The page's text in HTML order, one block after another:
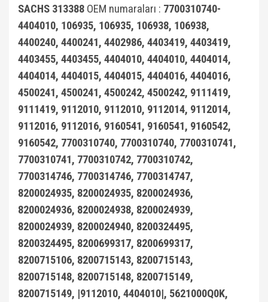
SACHS 313388 OEM numaraları : 7700310740-
4404010, 106935, 106935, 106938, 106938,
4400240, 4400241, 4402986, 4403419, 4403419,
4403455, 4403455, 4404010, 4404010, 4404014,
4404014, 4404015, 4404015, 4404016, 4404016,
4500241, 4500241, 4500242, 4500242, 9111419,
9111419, 9112010, 9112010, 9112014, 9112014,
9112016, 9112016, 9160541, 9160541, 9160542,
9160542, 7700310740, 7700310740, 7700310741,
7700310741, 7700310742, 7700310742,
7700314746, 7700314746, 7700314747,
8200024935, 8200024935, 8200024936,
8200024936, 8200024938, 8200024939,
8200024939, 8200024940, 8200324495,
8200324495, 8200699317, 8200699317,
8200715106, 8200715143, 8200715143,
8200715148, 8200715148, 8200715149,
8200715149, |9112010, 4404010|, 5621000Q0K,